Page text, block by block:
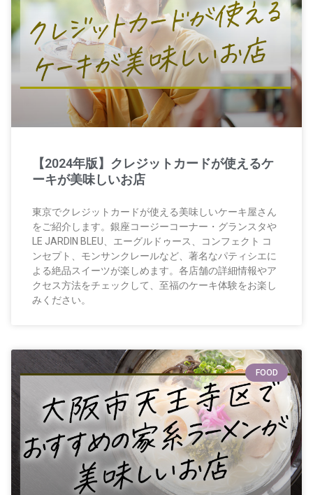
【2024年版】クレジットカードが使えるケ
ーキが美味しいお店
東京でクレジットカードが使える美味しいケーキ屋さん
をご紹介します。銀座コージーコーナー・グランスタや
LE JARDIN BLEU、エーグルドゥース、コンフェクト コ
ンセプト、モンサンクレールなど、著名なパティシエに
よる絶品スイーツが楽しめます。各店舗の詳細情報やア
クセス方法をチェックして、至福のケーキ体験をお楽し
みください。
FOOD